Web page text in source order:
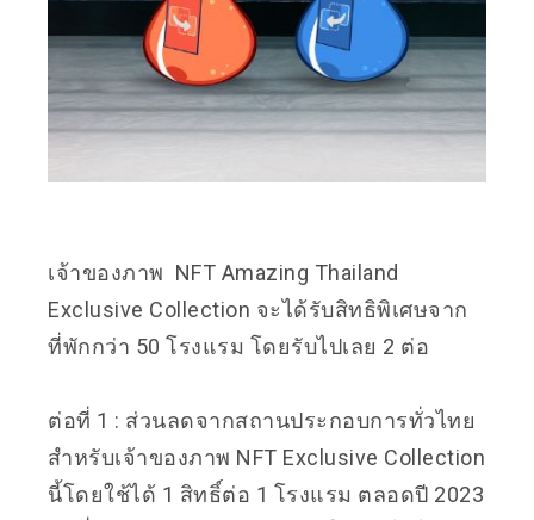
เจ้าของภาพ NFT Amazing Thailand
Exclusive Collection จะได้รับสิทธิพิเศษจาก
ที่พักกว่า 50 โรงแรม โดยรับไปเลย 2 ต่อ
ต่อที่ 1 : ส่วนลดจากสถานประกอบการทั่วไทย
สำหรับเจ้าของภาพ NFT Exclusive Collection
นี้โดยใช้ได้ 1 สิทธิ์ต่อ 1 โรงแรม ตลอดปี 2023